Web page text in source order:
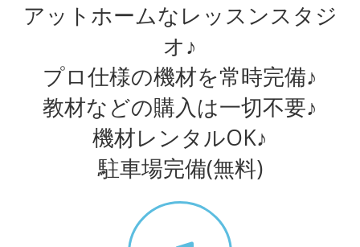
アットホームなレッスンスタジ
オ♪
プロ仕様の機材を常時完備♪
教材などの購入は一切不要♪
機材レンタルOK♪
駐車場完備(無料)